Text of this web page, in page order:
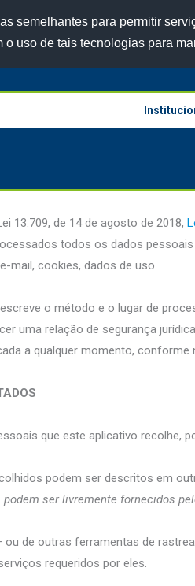
semelhantes para permitir
o uso de tais tecnologias para
13.709, de 14 de agosto de 2018,
todos os dados
mail, cookies, dados de uso.
o método e o lugar de
uma relação de segurança
a qualquer momento,
que este aplicativo recolhe,
podem ser descritos em
podem ser livremente fornecidos
ou de outras ferramentas de
requeridos por eles.